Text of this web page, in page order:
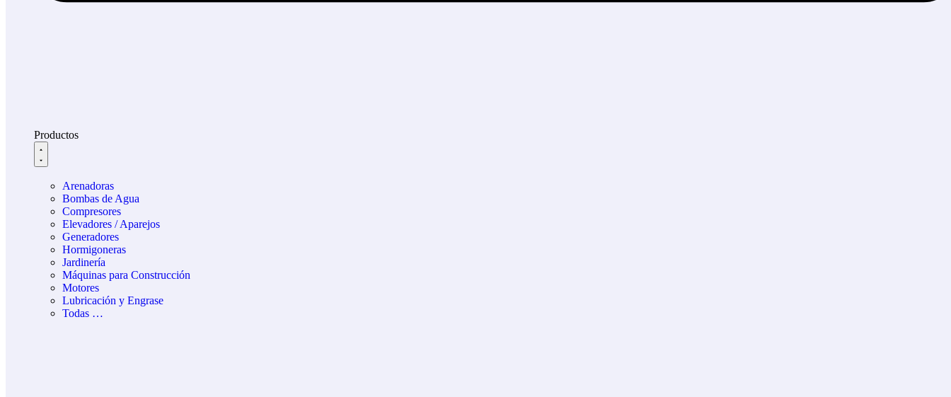
Productos
Arenadoras
Bombas de Agua
Compresores
Elevadores / Aparejos
Generadores
Hormigoneras
Jardinería
Máquinas para Construcción
Motores
Lubricación y Engrase
Todas …